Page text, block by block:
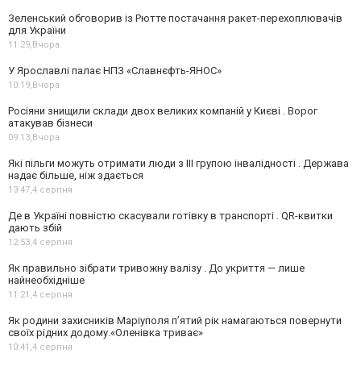
Зеленський обговорив із Рютте постачання ракет-перехоплювачів
для України
11:29, Вчора
У Ярославлі палає НПЗ «Славнєфть-ЯНОС»
10:19, Вчора
Росіяни знищили склади двох великих компаній у Києві . Ворог
атакував бізнеси
09:13, Вчора
Які пільги можуть отримати люди з III групою інвалідності . Держава
надає більше, ніж здається
13:47,4 серпня
Де в Україні повністю скасували готівку в транспорті . QR-квитки
дають збій
12:53,4 серпня
Як правильно зібрати тривожну валізу . До укриття — лише
найнеобхідніше
11:21,4 серпня
Як родини захисників Маріуполя пʼятий рік намагаються повернути
своїх рідних додому.«Оленівка триває»
10:41,4 серпня